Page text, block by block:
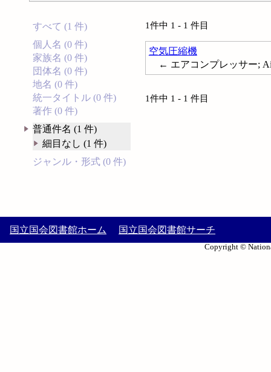
すべて (1 件)
個人名 (0 件)
家族名 (0 件)
団体名 (0 件)
地名 (0 件)
統一タイトル (0 件)
著作 (0 件)
普通件名 (1 件)
細目なし (1 件)
ジャンル・形式 (0 件)
1件中 1 - 1 件目
空気圧縮機
← エアコンプレッサー;
1件中 1 - 1 件目
国立国会図書館ホーム 国立国会図書館サーチ
Copyright ©